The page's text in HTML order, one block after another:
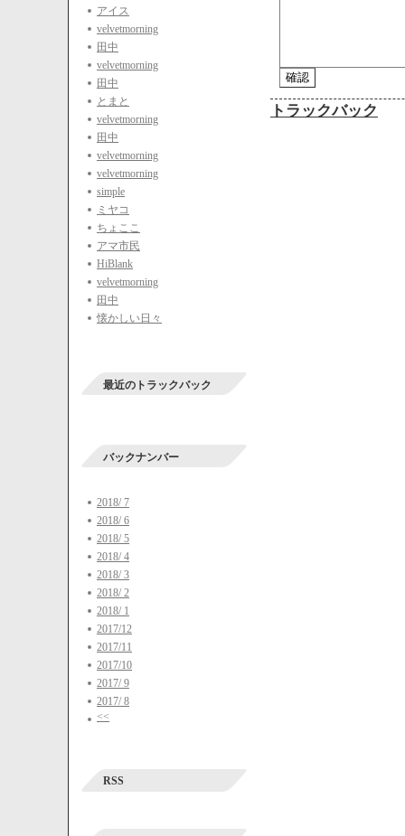
アイス
velvetmorning
田中
velvetmorning
田中
とまと
velvetmorning
田中
velvetmorning
velvetmorning
simple
ミヤコ
ちょここ
アマ市民
HiBlank
velvetmorning
田中
懐かしい日々
最近のトラックバック
バックナンバー
2018/ 7
2018/ 6
2018/ 5
2018/ 4
2018/ 3
2018/ 2
2018/ 1
2017/12
2017/11
2017/10
2017/ 9
2017/ 8
<<
RSS
トラックバック